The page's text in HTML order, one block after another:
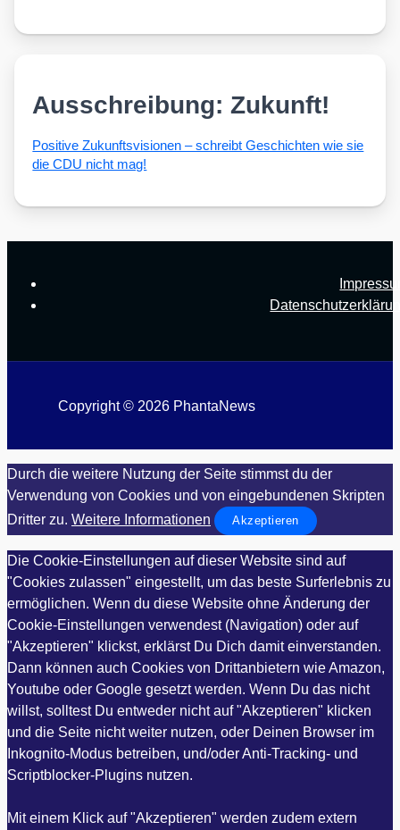
Ausschreibung: Zukunft!
Posi­ti­ve Zukunfts­vi­sio­nen – schreibt Geschich­ten wie sie
die CDU nicht mag!
Copyright © 2026 PhantaNews
Durch die weitere Nutzung der Seite stimmst du der
Verwendung von Cookies und von eingebundenen Skripten
Dritter zu. Weitere Informationen Akzeptieren
Die Cookie-Einstellungen auf dieser Website sind auf
"Cookies zulassen" eingestellt, um das beste Surferlebnis zu
ermöglichen. Wenn du diese Website ohne Änderung der
Cookie-Einstellungen verwendest (Navigation) oder auf
"Akzeptieren" klickst, erklärst Du Dich damit einverstanden.
Dann können auch Cookies von Drittanbietern wie Amazon,
Youtube oder Google gesetzt werden. Wenn Du das nicht
willst, solltest Du entweder nicht auf "Akzeptieren" klicken
und die Seite nicht weiter nutzen, oder Deinen Browser im
Inkognito-Modus betreiben, und/oder Anti-Tracking- und
Scriptblocker-Plugins nutzen.
Mit einem Klick auf "Akzeptieren" werden zudem extern